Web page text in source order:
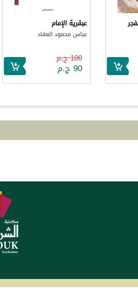
عبقرية الإمام
عباس محمود العقاد
100 ج.م
90 ج.م